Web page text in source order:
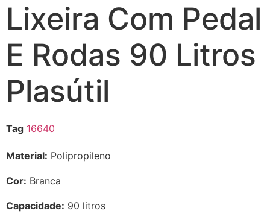
Lixeira Com Pedal
E Rodas 90 Litros
Plasútil
Tag 16640
Material: Polipropileno
Cor: Branca
Capacidade: 90 litros